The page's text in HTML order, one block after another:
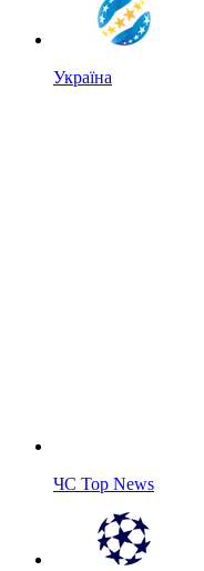
Україна
ЧС Top News